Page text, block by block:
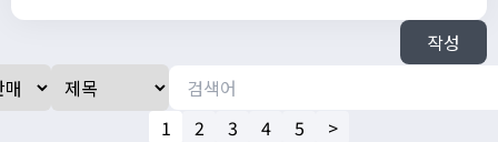
작성
1 2 3 4 5 >